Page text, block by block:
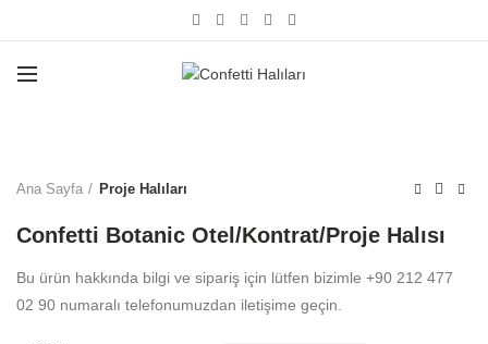
Ana Sayfa Proje Halıları
Confetti Botanic Otel/Kontrat/Proje Halısı
Bu ürün hakkında bilgi ve sipariş için lütfen bizimle +90 212 477
02 90 numaralı telefonumuzdan iletişime geçin.